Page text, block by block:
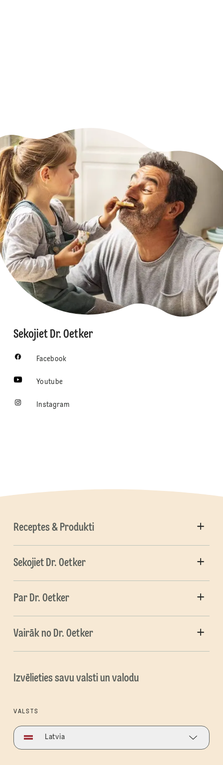
Sekojiet Dr. Oetker
Facebook
Youtube
Instagram
Receptes & Produkti
Sekojiet Dr. Oetker
Par Dr. Oetker
Vairāk no Dr. Oetker
Izvēlieties savu valsti un valodu
VALSTS
Latvia